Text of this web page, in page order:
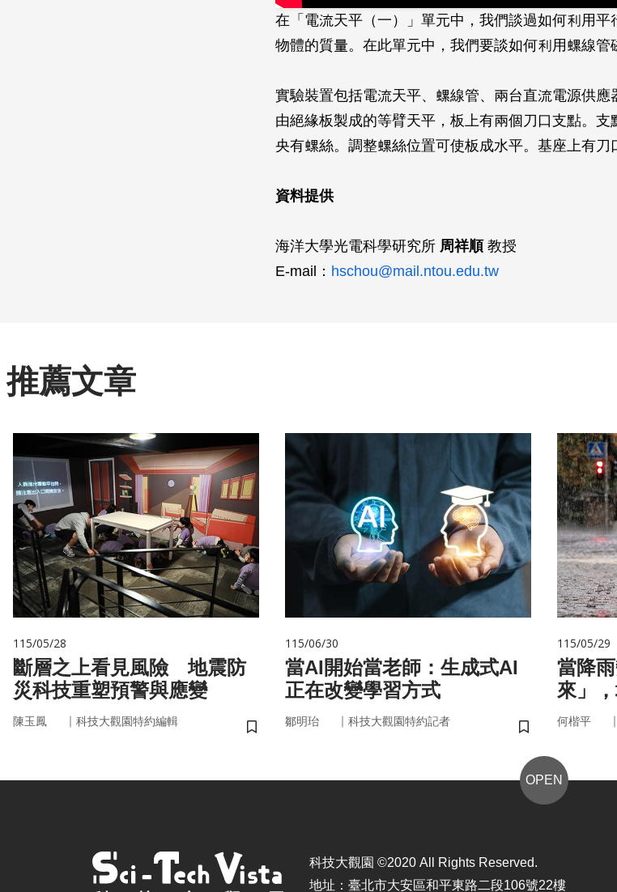
在「電流天平（一）」單元中，我們談過如何利用
物體的質量。在此單元中，我們要談如何利用螺線管
實驗裝置包括電流天平、螺線管、兩台直流電源供
由絕緣板製成的等臂天平，板上有兩個刀口支點。支
央有螺絲。調整螺絲位置可使板成水平。基座上有刀
資料提供
海洋大學光電科學研究所 周祥順教授
E-mail： hschou@mail.ntou.edu.tw
推薦文章
115/05/28
斷層之上看見風險 地震防
災科技重塑預警與應變
陳玉鳳 ｜ 科技大觀園特約編輯
儲存書籤
115/06/30
當AI開始當老師：生成式AI
正在改變學習方式
鄒明珆 ｜ 科技大觀園特約記者
儲存書籤
115/05/29
當降
來」
即時
何楷平 ｜
OPEN
科技大觀園 ©2020 All Rights Reserved.
地址：臺北市大安區和平東路二段106號22樓